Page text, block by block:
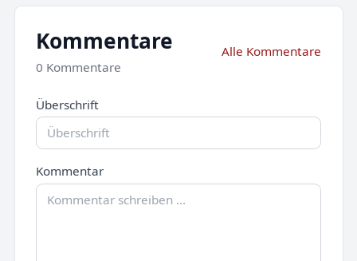
Kommentare
0 Kommentare
Alle Kommentare
Überschrift
Kommentar